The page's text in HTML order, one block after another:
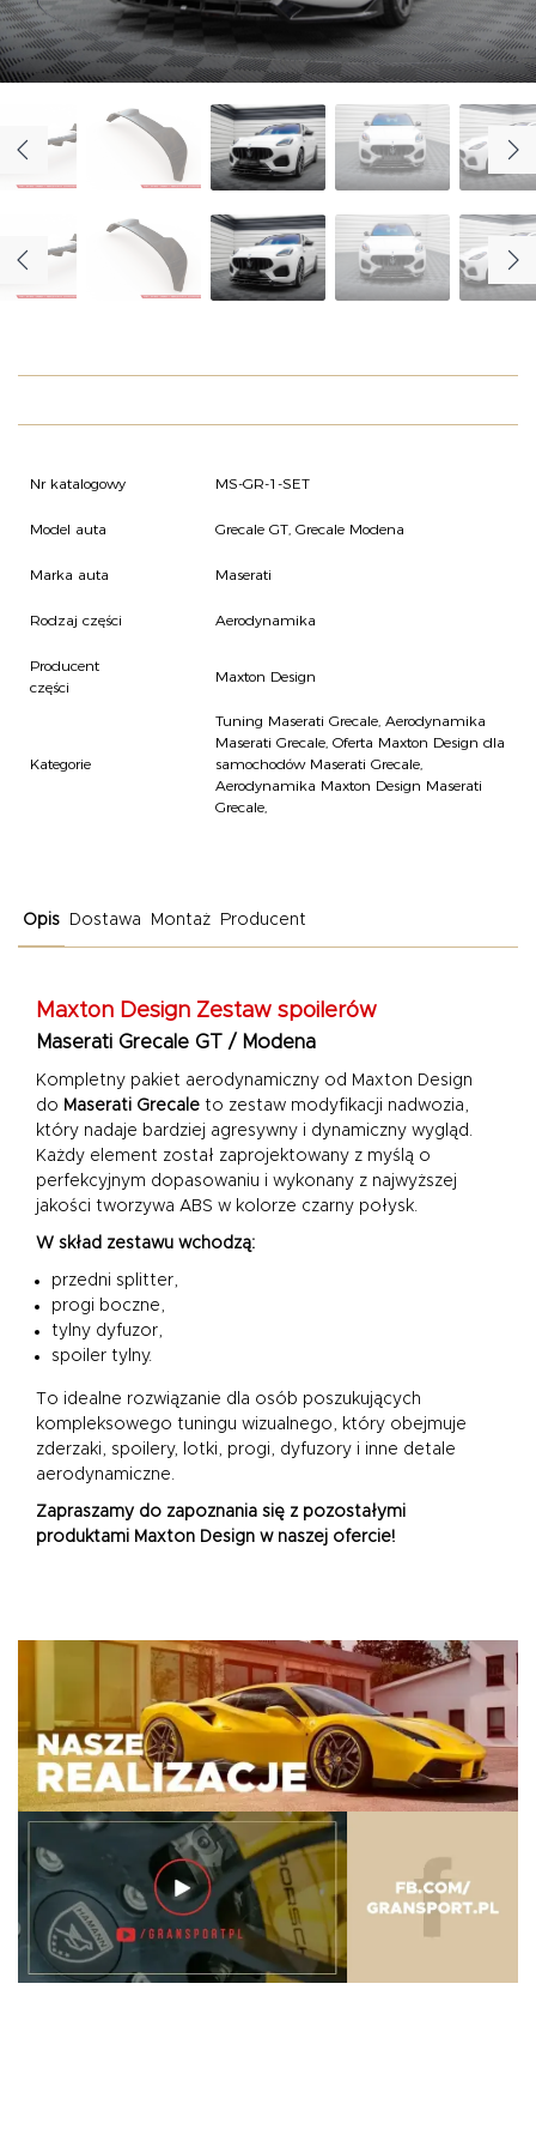
O NAS OFERTA BLOG ZOSTAŃ PARTNEREM
Nr katalogowy MS-GR-1-SET
Model auta Grecale GT, Grecale Modena
Marka auta Maserati
Rodzaj części Aerodynamika
Producent
części
Maxton Design
Kategorie
Tuning Maserati Grecale, Aerodynamika
Maserati Grecale, Oferta Maxton Design dla
samochodów Maserati Grecale,
Aerodynamika Maxton Design Maserati
Grecale,
Opis Dostawa Montaż Producent
Maxton Design Zestaw spoilerów
Maserati Grecale GT / Modena
Kompletny pakiet aerodynamiczny od Maxton Design
do Maserati Grecale to zestaw modyfikacji nadwozia,
który nadaje bardziej agresywny i dynamiczny wygląd.
Każdy element został zaprojektowany z myślą o
perfekcyjnym dopasowaniu i wykonany z najwyższej
jakości tworzywa ABS w kolorze czarny połysk.
W skład zestawu wchodzą:
przedni splitter,
progi boczne,
tylny dyfuzor,
spoiler tylny.
To idealne rozwiązanie dla osób poszukujących
kompleksowego tuningu wizualnego, który obejmuje
zderzaki, spoilery, lotki, progi, dyfuzory i inne detale
aerodynamiczne.
Zapraszamy do zapoznania się z pozostałymi
produktami Maxton Design w naszej ofercie!